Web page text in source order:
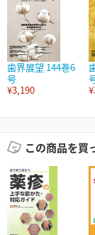
歯界展望 144巻6
号
¥3,190
この商品を買